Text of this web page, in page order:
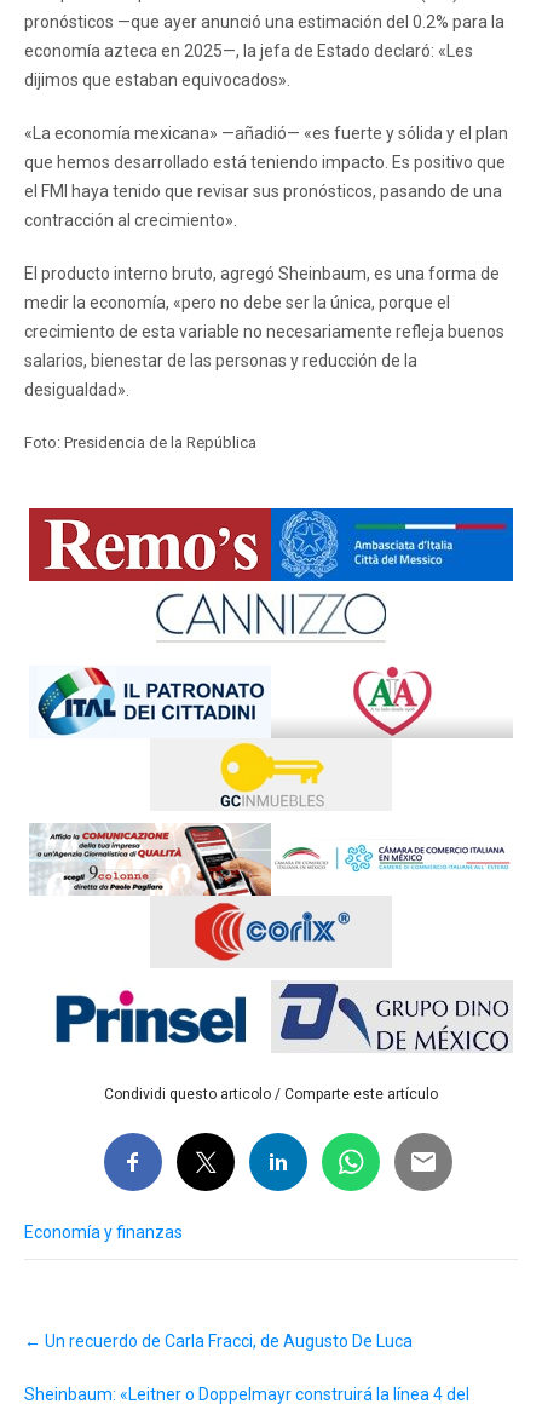
pronósticos —que ayer anunció una estimación del 0.2% para la
economía azteca en 2025—, la jefa de Estado declaró: «Les
dijimos que estaban equivocados».
«La economía mexicana» —añadió— «es fuerte y sólida y el plan
que hemos desarrollado está teniendo impacto. Es positivo que
el FMI haya tenido que revisar sus pronósticos, pasando de una
contracción al crecimiento».
El producto interno bruto, agregó Sheinbaum, es una forma de
medir la economía, «pero no debe ser la única, porque el
crecimiento de esta variable no necesariamente refleja buenos
salarios, bienestar de las personas y reducción de la
desigualdad».
Foto: Presidencia de la República
Condividi questo articolo / Comparte este artículo
Economía y finanzas
navigation
← Un recuerdo de Carla Fracci, de Augusto De Luca
Sheinbaum: «Leitner o Doppelmayr construirá la línea 4 del